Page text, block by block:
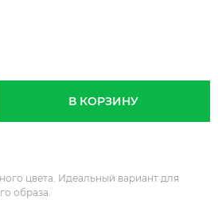
В КОРЗИНУ
цвета. Идеальный вариант для
образа.